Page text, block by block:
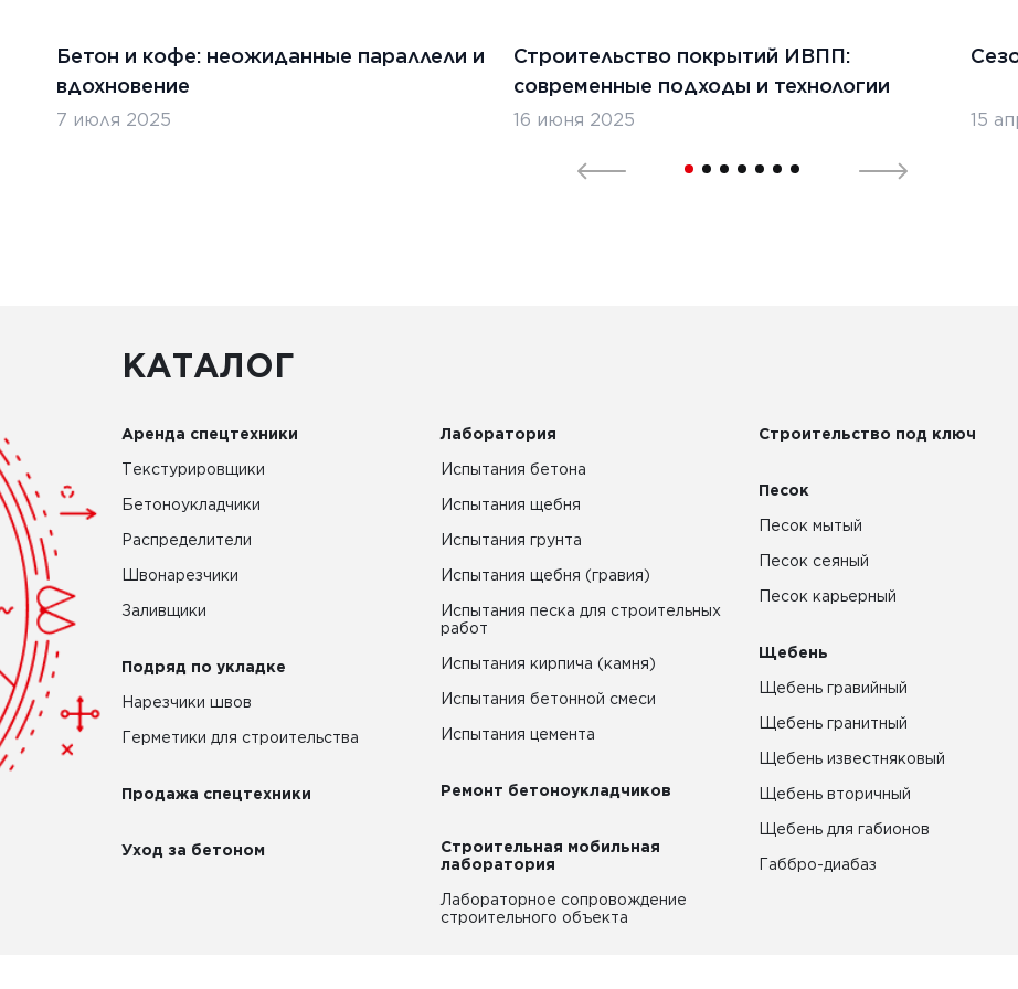
Бетон и кофе: неожиданные параллели и
вдохновение
7 июля 2025
Строительство покрытий ИВПП:
современные подходы и технологии
16 июня 2025 15
КАТАЛОГ
Аренда спецтехники
Текстурировщики
Бетоноукладчики
Распределители
Швонарезчики
Заливщики
Подряд по укладке
Нарезчики швов
Герметики для строительства
Продажа спецтехники
Уход за бетоном
Лаборатория
Испытания бетона
Испытания щебня
Испытания грунта
Испытания щебня (гравия)
Испытания песка для строительных
работ
Испытания кирпича (камня)
Испытания бетонной смеси
Испытания цемента
Ремонт бетоноукладчиков
Строительная мобильная
лаборатория
Лабораторное сопровождение
строительного объекта
Строительство под ключ
Песок
Песок мытый
Песок сеяный
Песок карьерный
Щебень
Щебень гравийный
Щебень гранитный
Щебень известняковый
Щебень вторичный
Щебень для габионов
Габбро-диабаз